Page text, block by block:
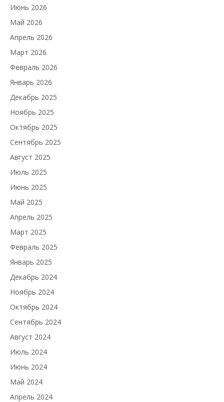
Июнь 2026
Май 2026
Апрель 2026
Март 2026
Февраль 2026
Январь 2026
Декабрь 2025
Ноябрь 2025
Октябрь 2025
Сентябрь 2025
Август 2025
Июль 2025
Июнь 2025
Май 2025
Апрель 2025
Март 2025
Февраль 2025
Январь 2025
Декабрь 2024
Ноябрь 2024
Октябрь 2024
Сентябрь 2024
Август 2024
Июль 2024
Июнь 2024
Май 2024
Апрель 2024